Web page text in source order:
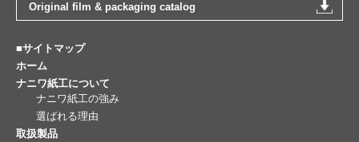
Original film & packaging catalog
■サイトマップ
ホーム
ナニワ紙工について
ナニワ紙工の強み
選ばれる理由
取扱製品